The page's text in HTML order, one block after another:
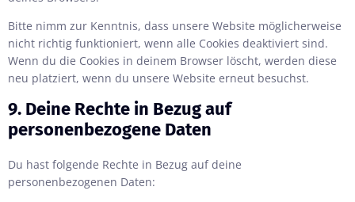
Bitte nimm zur Kenntnis, dass unsere Website möglicherweise
nicht richtig funktioniert, wenn alle Cookies deaktiviert sind.
Wenn du die Cookies in deinem Browser löscht, werden diese
neu platziert, wenn du unsere Website erneut besuchst.
9. Deine Rechte in Bezug auf
personenbezogene Daten
Du hast folgende Rechte in Bezug auf deine
personenbezogenen Daten: